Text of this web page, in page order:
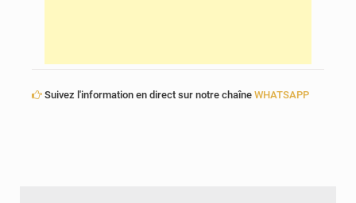
Suivez l'information en direct sur notre chaîne WHATSAPP